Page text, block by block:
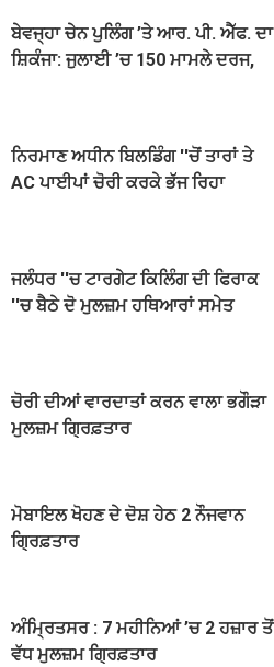
ਬੇਵਜ੍ਹਾ ਚੇਨ ਪੁਲਿੰਗ ’ਤੇ ਆਰ. ਪੀ. ਐੱਫ. ਦਾ
ਸ਼ਿਕੰਜਾ: ਜੁਲਾਈ ’ਚ 150 ਮਾਮਲੇ ਦਰਜ,
ਨਿਰਮਾਣ ਅਧੀਨ ਬਿਲਡਿੰਗ ''ਚੋਂ ਤਾਰਾਂ ਤੇ
AC ਪਾਈਪਾਂ ਚੋਰੀ ਕਰਕੇ ਭੱਜ ਰਿਹਾ
ਜਲੰਧਰ ''ਚ ਟਾਰਗੇਟ ਕਿਲਿੰਗ ਦੀ ਫਿਰਾਕ
''ਚ ਬੈਠੇ ਦੋ ਮੁਲਜ਼ਮ ਹਥਿਆਰਾਂ ਸਮੇਤ
ਚੋਰੀ ਦੀਆਂ ਵਾਰਦਾਤਾਂ ਕਰਨ ਵਾਲਾ ਭਗੌੜਾ
ਮੁਲਜ਼ਮ ਗ੍ਰਿਫ਼ਤਾਰ
ਮੋਬਾਇਲ ਖੋਹਣ ਦੇ ਦੋਸ਼ ਹੇਠ 2 ਨੌਜਵਾਨ
ਗ੍ਰਿਫ਼ਤਾਰ
ਅੰਮ੍ਰਿਤਸਰ : 7 ਮਹੀਨਿਆਂ ’ਚ 2 ਹਜ਼ਾਰ ਤੋਂ
ਵੱਧ ਮੁਲਜ਼ਮ ਗ੍ਰਿਫ਼ਤਾਰ